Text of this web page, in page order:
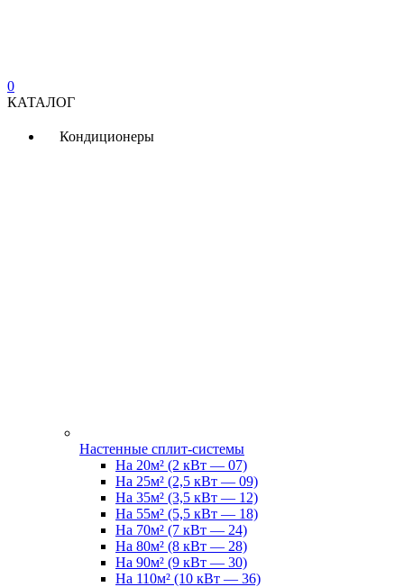
0
КАТАЛОГ
Кондиционеры
Настенные сплит-системы
На 20м² (2 кВт — 07)
На 25м² (2,5 кВт — 09)
На 35м² (3,5 кВт — 12)
На 55м² (5,5 кВт — 18)
На 70м² (7 кВт — 24)
На 80м² (8 кВт — 28)
На 90м² (9 кВт — 30)
На 110м² (10 кВт — 36)